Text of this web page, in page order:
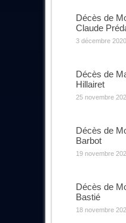
Décès de
Claude
3 décembre 2020
Décès de
Hillairet
25 novembre
Décès de
Barbot
19 novembre
Décès de
Bastié
18 novembre